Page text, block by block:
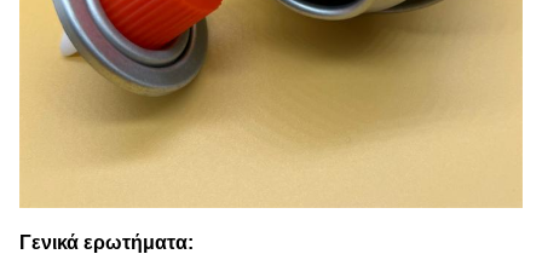
Γενικά ερωτήματα: